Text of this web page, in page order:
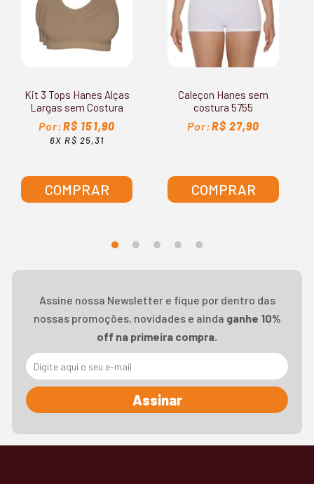
Kit 3 Tops Hanes Alças
Largas sem Costura
5762
R$ 151,90
6X R$ 25,31
COMPRAR
Caleçon Hanes sem
costura 5755
R$ 27,90
COMPRAR
Assine nossa Newsletter e fique por dentro das
nossas promoções, novidades e ainda ganhe 10%
off na primeira compra.
Assinar